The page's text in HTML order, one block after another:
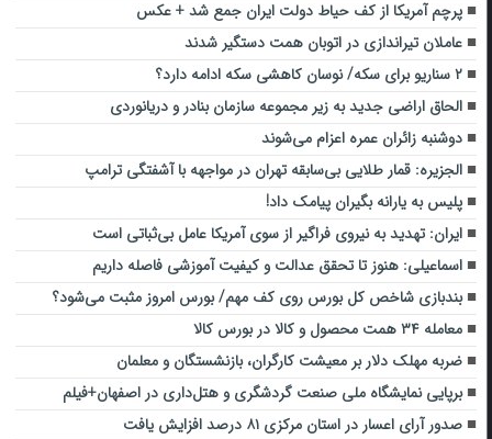
پرچم آمریکا از کف حیاط دولت ایران جمع شد + عکس
عاملان تیراندازی در اتوبان همت دستگیر شدند
۲ سناریو برای سکه/ نوسان کاهشی سکه ادامه دارد؟
الحاق اراضی جدید به زیر مجموعه سازمان بنادر و دریانوردی
دوشنبه زائران عمره اعزام می‌شوند
الجزیره: قمار طلایی بی‌سابقه تهران در مواجهه با آشفتگی ترامپ
پلیس به یارانه بگیران پیامک داد!
ایران: تهدید به نیروی فراگیر از سوی آمریکا عامل بی‌ثباتی است
اسماعیلی: هنوز تا تحقق عدالت و کیفیت آموزشی فاصله داریم
بندبازی شاخص کل بورس روی کف مهم/ بورس امروز مثبت می‌شود؟
معامله ۳۴ همت محصول و کالا در بورس کالا
ضربه مهلک دلار بر معیشت کارگران، بازنشستگان و معلمان
برپایی نمایشگاه ملی صنعت گردشگری و هتل‌داری در اصفهان+فیلم
صدور آرای اعسار در استان مرکزی ۸۱ درصد افزایش یافت